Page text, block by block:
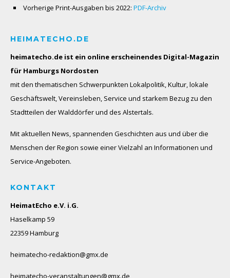
Vorherige Print-Ausgaben bis 2022: PDF-Archiv
HEIMATECHO.DE
heimatecho.de ist ein online erscheinendes Digital-Magazin
für Hamburgs Nordosten
mit den thematischen Schwerpunkten Lokalpolitik, Kultur, lokale
Geschäftswelt, Vereinsleben, Service und starkem Bezug zu den
Stadtteilen der Walddörfer und des Alstertals.
Mit aktuellen News, spannenden Geschichten aus und über die
Menschen der Region sowie einer Vielzahl an Informationen und
Service-Angeboten.
KONTAKT
HeimatEcho e.V. i.G.
Haselkamp 59
22359 Hamburg
heimatecho-redaktion@gmx.de
heimatecho-veranstaltungen@gmx.de